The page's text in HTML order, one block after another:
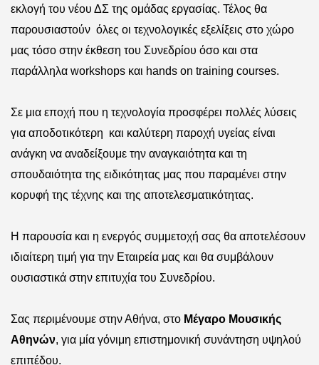
εκλογή του νέου ΔΣ της ομάδας εργασίας. Τέλος θα
παρουσιαστούν όλες οι τεχνολογικές εξελίξεις στο χώρο
μας τόσο στην έκθεση του Συνεδρίου όσο και στα
παράλληλα workshops και hands on training courses.
Σε μια εποχή που η τεχνολογία προσφέρει πολλές λύσεις
για αποδοτικότερη και καλύτερη παροχή υγείας είναι
ανάγκη να αναδείξουμε την αναγκαιότητα και τη
σπουδαιότητα της ειδικότητας μας που παραμένει στην
κορυφή της τέχνης και της αποτελεσματικότητας.
Η παρουσία και η ενεργός συμμετοχή σας θα αποτελέσουν
ιδιαίτερη τιμή για την Εταιρεία μας και θα συμβάλουν
ουσιαστικά στην επιτυχία του Συνεδρίου.
Σας περιμένουμε στην Αθήνα, στο Μέγαρο Μουσικής
Αθηνών, για μία γόνιμη επιστημονική συνάντηση υψηλού
επιπέδου.